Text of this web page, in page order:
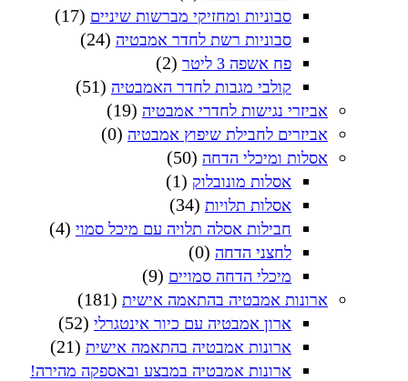
סבוניות ומחזיקי מברשות שיניים (17)
סבוניות רשת לחדר אמבטיה (24)
פח אשפה 3 ליטר (2)
קולבי מגבות לחדר האמבטיה (51)
אביזרי נגישות לחדרי אמבטיה (19)
אביזרים לחבילת שיפוץ אמבטיה (0)
אסלות ומיכלי הדחה (50)
אסלות מונובלוק (1)
אסלות תלויות (34)
חבילות אסלה תלויה עם מיכל סמוי (4)
לחצני הדחה (0)
מיכלי הדחה סמויים (9)
ארונות אמבטיה בהתאמה אישית (181)
ארון אמבטיה עם כיור אינטגרלי (52)
ארונות אמבטיה בהתאמה אישית (21)
ארונות אמבטיה במבצע ובאספקה מהירה!